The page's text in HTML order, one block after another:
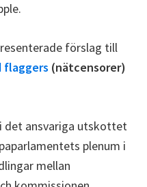
förslag till
(nätcensorer)
det ansvariga utskottet
plenum i
mellan